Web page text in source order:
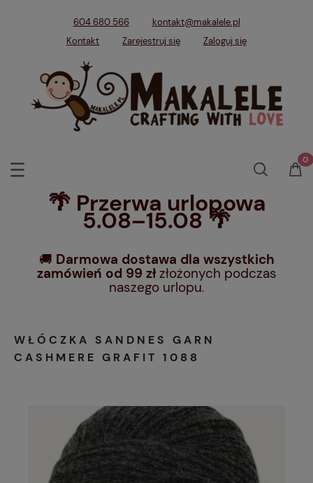
604 680 566
kontakt@makalele.pl
Kontakt
Zarejestruj się Zaloguj się
🌴 Przerwa urlopowa
5.08–15.08 🌴
🚚 Darmowa dostawa dla wszystkich
zamówień od 99 złzłożonych podczas
naszego urlopu.
WŁÓCZKA SANDNES GARN
CASHMERE GRAFIT 1088